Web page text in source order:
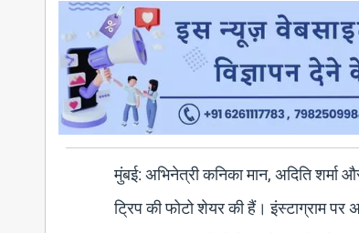
मुंबई: अभिनेत्री कनिका मान, अदिति शर्मा
ट्रिप की फोटो शेयर की हैं। इंस्टाग्राम